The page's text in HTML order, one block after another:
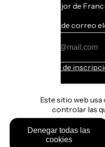
Recibe lo mejor de
Mi dirección de correo
electrónico
Condiciones de
Financiado en el marco de
Este sitio web
controlar las
Denegar todas las
cookies